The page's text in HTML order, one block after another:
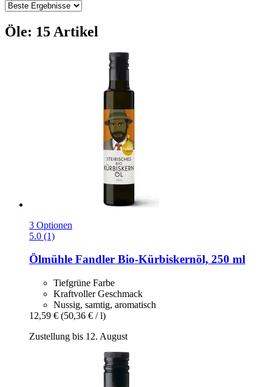
Öle: 15 Artikel
3 Optionen
5.0 (1)
Ölmühle Fandler Bio-​Kürbiskernöl, 250 ml
Tiefgrüne Farbe
Kraftvoller Geschmack
Nussig, samtig, aromatisch
12,59 € (50,36 € / l)
Zustellung bis 12. August